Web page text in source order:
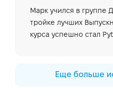
Марк учился в группе
тройке лучших
курса успешно стал
Еще больше